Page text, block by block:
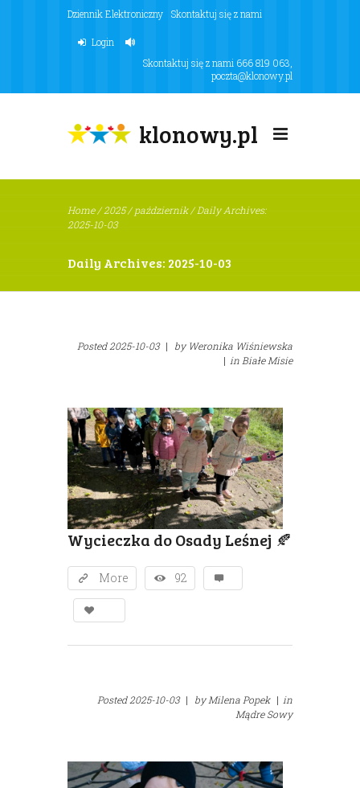
Dziennik Elektroniczny Skontaktuj się z nami
Login
Skontaktuj się z nami 666 819 063
poczta@klonowy.pl
klonowy.pl
Home/2025/październik/Daily Archives:
2025-10-03
Daily Archives: 2025-10-03
Posted2025-10-03 | byWeronika Wiśniewska
| inBiałe Misie
Wycieczka do Osady Leśnej 🍂
More 92
Posted2025-10-03 | byMilena Popek | in
Mądre Sowy